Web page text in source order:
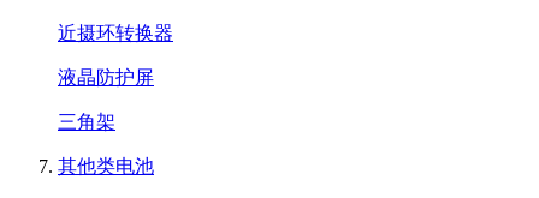
近摄环转换器
液晶防护屏
三角架
其他类电池